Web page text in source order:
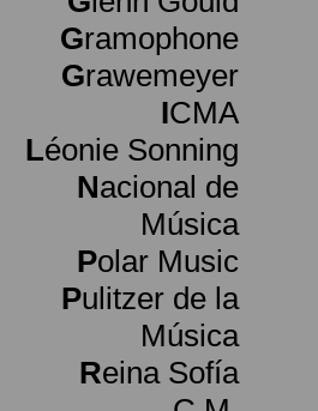
Gramophone
Grawemeyer
ICMA
Léonie Sonning
Nacional de
Música
Polar Music
Pulitzer de la
Música
Reina Sofía